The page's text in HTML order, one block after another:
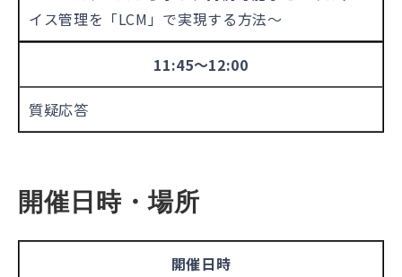
イス管理を「LCM」で実現する方法〜
11:45～12:00
質疑応答
開催日時・場所
開催日時